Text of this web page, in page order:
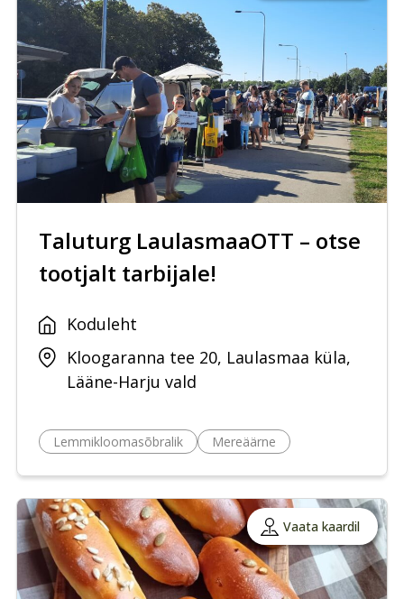
Taluturg LaulasmaaOTT – otse
tootjalt tarbijale!
Koduleht
Kloogaranna tee 20, Laulasmaa küla,
Lääne-Harju vald
Lemmikloomasõbralik Mereäärne
Vaata kaardil